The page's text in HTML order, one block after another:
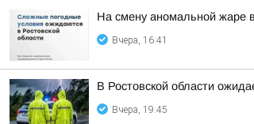
На смену аномальной жаре
Вчера, 16:41
В Ростовской области
Вчера, 19:45